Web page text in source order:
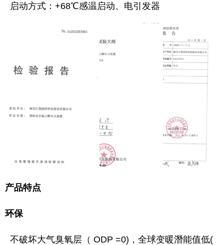
启动方式：+68℃感温启动、电引发器
产品特点
环保
不破坏大气臭氧层（ ODP =0)，全球变暖潛能值低(